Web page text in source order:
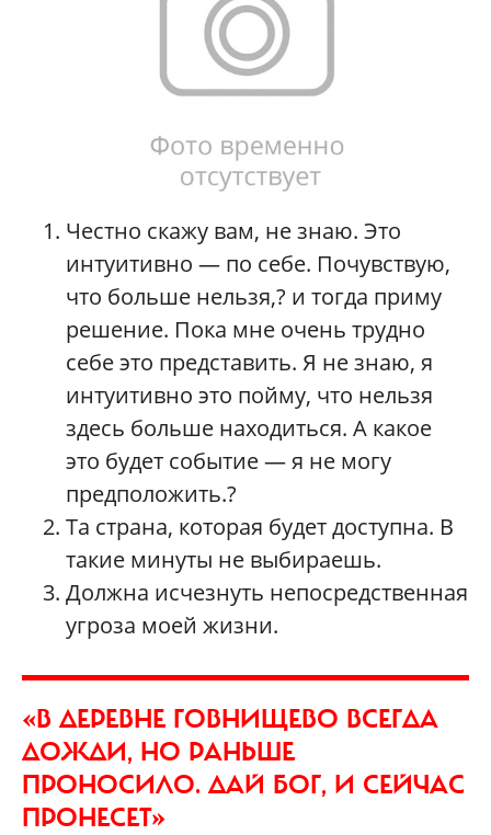
Честно скажу вам, не знаю. Это
интуитивно — по себе. Почувствую,
что больше нельзя,? и тогда приму
решение. Пока мне очень трудно
себе это представить. Я не знаю, я
интуитивно это пойму, что нельзя
здесь больше находиться. А какое
это будет событие — я не могу
предположить.?
Та страна, которая будет доступна. В
такие минуты не выбираешь.
Должна исчезнуть непосредственная
угроза моей жизни.
«В ДЕРЕВНЕ ГОВНИЩЕВО ВСЕГДА
ДОЖДИ, НО РАНЬШЕ
ПРОНОСИЛО. ДАЙ БОГ, И СЕЙЧАС
ПРОНЕСЕТ»